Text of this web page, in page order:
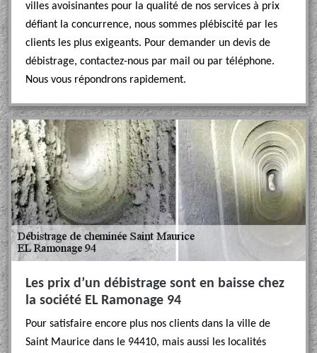
villes avoisinantes pour la qualité de nos services à prix
défiant la concurrence, nous sommes plébiscité par les
clients les plus exigeants. Pour demander un devis de
débistrage, contactez-nous par mail ou par téléphone.
Nous vous répondrons rapidement.
Les prix d’un débistrage sont en baisse chez
la société EL Ramonage 94
Pour satisfaire encore plus nos clients dans la ville de
Saint Maurice dans le 94410, mais aussi les localités